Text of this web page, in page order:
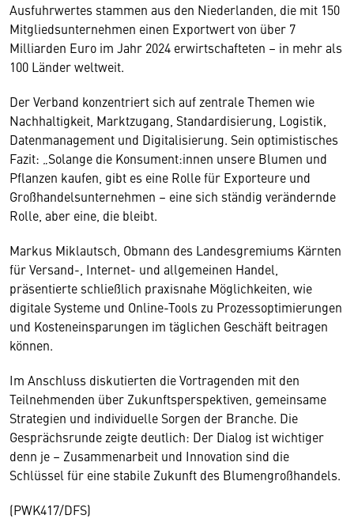
Ausfuhrwertes stammen aus den Niederlanden, die mit 150
Mitgliedsunternehmen einen Exportwert von über 7
Milliarden Euro im Jahr 2024 erwirtschafteten – in mehr als
100 Länder weltweit.
Der Verband konzentriert sich auf zentrale Themen wie
Nachhaltigkeit, Marktzugang, Standardisierung, Logistik,
Datenmanagement und Digitalisierung. Sein optimistisches
Fazit: „Solange die Konsument:innen unsere Blumen und
Pflanzen kaufen, gibt es eine Rolle für Exporteure und
Großhandelsunternehmen – eine sich ständig verändernde
Rolle, aber eine, die bleibt.
Markus Miklautsch, Obmann des Landesgremiums Kärnten
für Versand-, Internet- und allgemeinen Handel,
präsentierte schließlich praxisnahe Möglichkeiten, wie
digitale Systeme und Online-Tools zu Prozessoptimierungen
und Kosteneinsparungen im täglichen Geschäft beitragen
können.
Im Anschluss diskutierten die Vortragenden mit den
Teilnehmenden über Zukunftsperspektiven, gemeinsame
Strategien und individuelle Sorgen der Branche. Die
Gesprächsrunde zeigte deutlich: Der Dialog ist wichtiger
denn je – Zusammenarbeit und Innovation sind die
Schlüssel für eine stabile Zukunft des Blumengroßhandels.
(PWK417/DFS)